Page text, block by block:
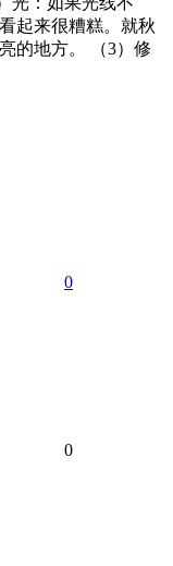
起来很糟糕。就秋
的地方。 （3）修
0
0